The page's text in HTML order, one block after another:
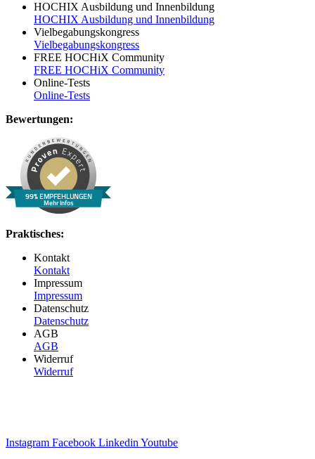
HOCHIX Ausbildung und Innenbildung
HOCHIX Ausbildung und Innenbildung
Vielbegabungskongress
Vielbegabungskongress
FREE HOCHiX Community
FREE HOCHiX Community
Online-Tests
Online-Tests
Bewertungen:
99% EMPFEHLUNGEN
Mehr Infos
Praktisches:
Kontakt
Kontakt
Impressum
Impressum
Datenschutz
Datenschutz
AGB
AGB
Widerruf
Widerruf
Instagram Facebook Linkedin Youtube